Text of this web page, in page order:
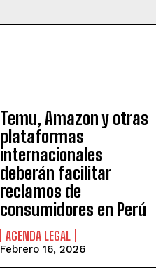
Temu, Amazon y otras
plataformas
internacionales
deberán facilitar
reclamos de
consumidores en Perú
AGENDA LEGAL
Febrero 16, 2026